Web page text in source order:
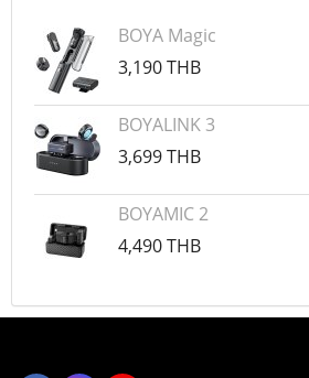
BOYA Magic
3,190 THB
BOYALINK 3
3,699 THB
BOYAMIC 2
4,490 THB